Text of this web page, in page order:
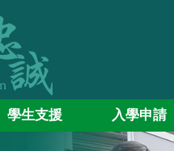
學生支援 入學申請